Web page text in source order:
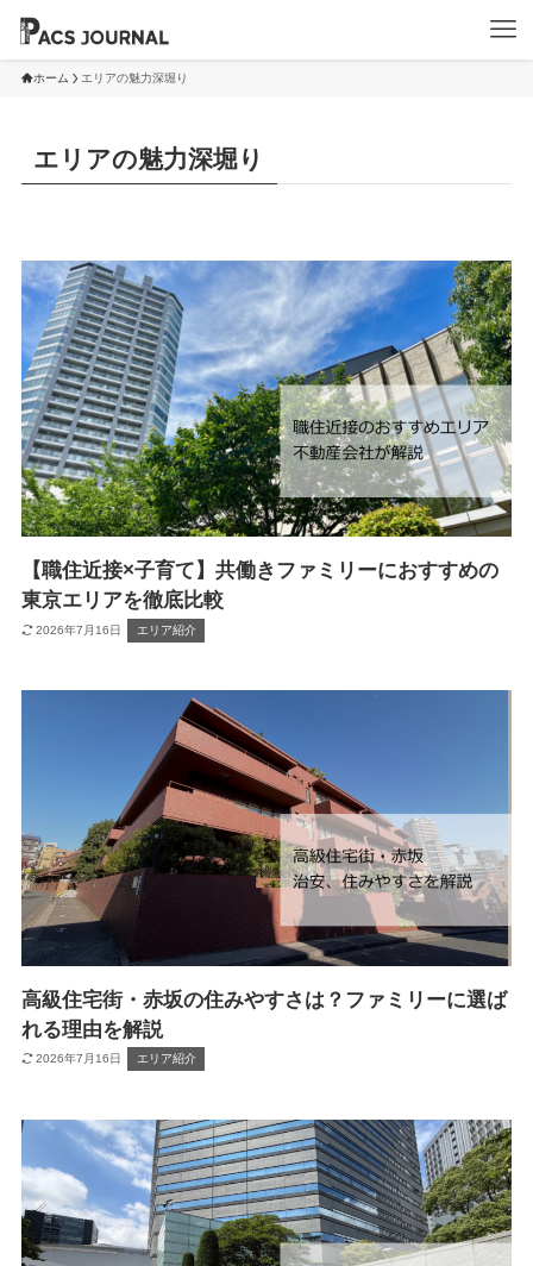
ホーム エリアの魅力深堀り
エリアの魅力深堀り
【職住近接×子育て】共働きファミリーにおすすめの
東京エリアを徹底比較
2026年7月16日 エリア紹介
高級住宅街・赤坂の住みやすさは？ファミリーに選ば
れる理由を解説
2026年7月16日 エリア紹介